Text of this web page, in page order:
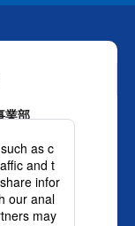
業部
時
い。